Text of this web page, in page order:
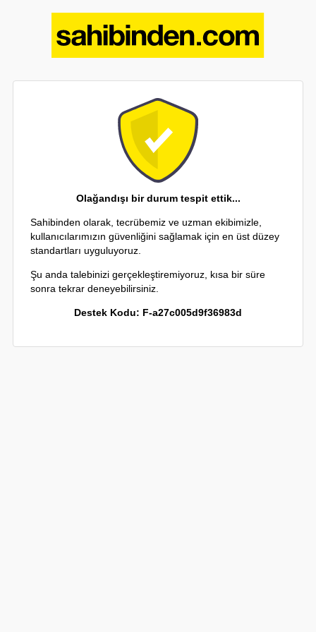
Olağandışı bir durum tespit ettik...
Sahibinden olarak, tecrübemiz ve uzman ekibimizle,
kullanıcılarımızın güvenliğini sağlamak için en üst düzey
standartları uyguluyoruz.
Şu anda talebinizi gerçekleştiremiyoruz, kısa bir süre
sonra tekrar deneyebilirsiniz.
Destek Kodu: F-a27c005d9f36983d